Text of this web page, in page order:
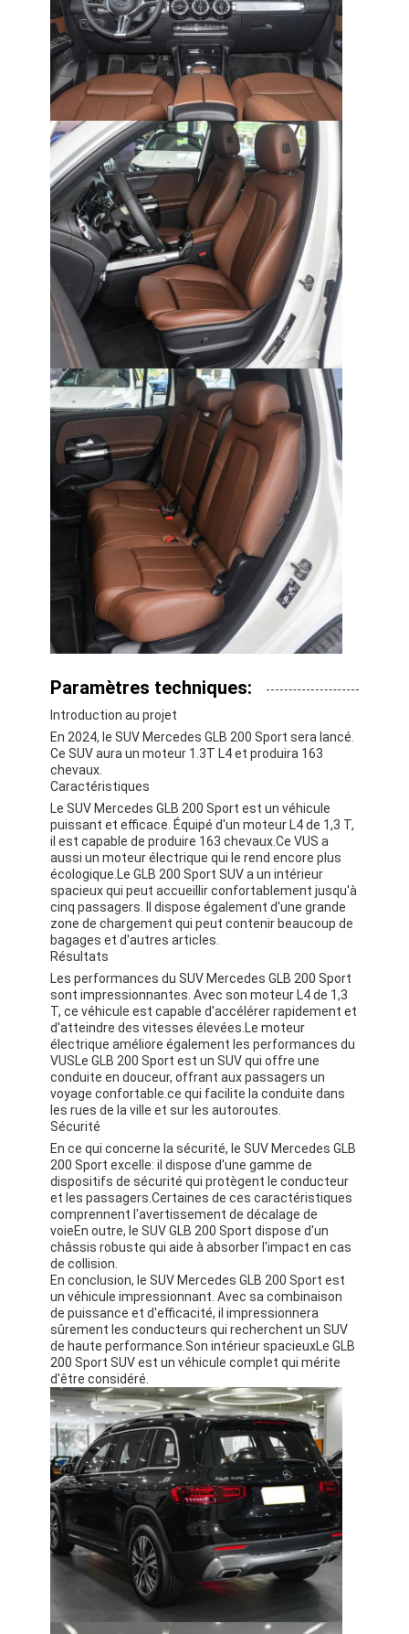
Paramètres techniques:
Introduction au projet
En 2024, le SUV Mercedes GLB 200 Sport sera lancé.
Ce SUV aura un moteur 1.3T L4 et produira 163
chevaux.
Caractéristiques
Le SUV Mercedes GLB 200 Sport est un véhicule
puissant et efficace. Équipé d'un moteur L4 de 1,3 T,
il est capable de produire 163 chevaux.Ce VUS a
aussi un moteur électrique qui le rend encore plus
écologique.Le GLB 200 Sport SUV a un intérieur
spacieux qui peut accueillir confortablement jusqu'à
cinq passagers. Il dispose également d'une grande
zone de chargement qui peut contenir beaucoup de
bagages et d'autres articles.
Résultats
Les performances du SUV Mercedes GLB 200 Sport
sont impressionnantes. Avec son moteur L4 de 1,3
T, ce véhicule est capable d'accélérer rapidement et
d'atteindre des vitesses élevées.Le moteur
électrique améliore également les performances du
VUSLe GLB 200 Sport est un SUV qui offre une
conduite en douceur, offrant aux passagers un
voyage confortable.ce qui facilite la conduite dans
les rues de la ville et sur les autoroutes.
Sécurité
En ce qui concerne la sécurité, le SUV Mercedes GLB
200 Sport excelle: il dispose d'une gamme de
dispositifs de sécurité qui protègent le conducteur
et les passagers.Certaines de ces caractéristiques
comprennent l'avertissement de décalage de
voieEn outre, le SUV GLB 200 Sport dispose d'un
châssis robuste qui aide à absorber l'impact en cas
de collision.
En conclusion, le SUV Mercedes GLB 200 Sport est
un véhicule impressionnant. Avec sa combinaison
de puissance et d'efficacité, il impressionnera
sûrement les conducteurs qui recherchent un SUV
de haute performance.Son intérieur spacieuxLe GLB
200 Sport SUV est un véhicule complet qui mérite
d'être considéré.